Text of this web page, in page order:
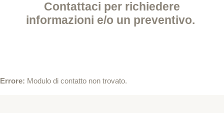
Contattaci per richiedere
informazioni e/o un preventivo.
Errore: Modulo di contatto non trovato.